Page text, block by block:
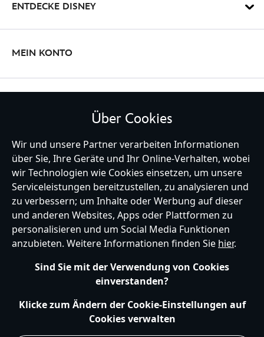
ENTDECKE DISNEY
MEIN KONTO
Germany
Hilfe Nutzungsbedingungen Datenschutzerklärung
Site Map
Richtlinien für Cookies
EU Datenschutzhinweis
Impressum
Allgemeine Verkaufsbedingungen
Über Cookies
Wir und unsere Partner verarbeiten Informationen
über Sie, Ihre Geräte und Ihr Online-Verhalten, wobei
wir Technologien wie Cookies einsetzen, um unsere
Serviceleistungen bereitzustellen, zu analysieren und
zu verbessern; um Inhalte oder Werbung auf dieser
und anderen Websites, Apps oder Plattformen zu
personalisieren und um Social Media Funktionen
anzubieten. Weitere Informationen finden Sie hier.
Sind Sie mit der Verwendung von Cookies
einverstanden?
Klicke zum Ändern der Cookie-Einstellungen auf
Cookies verwalten